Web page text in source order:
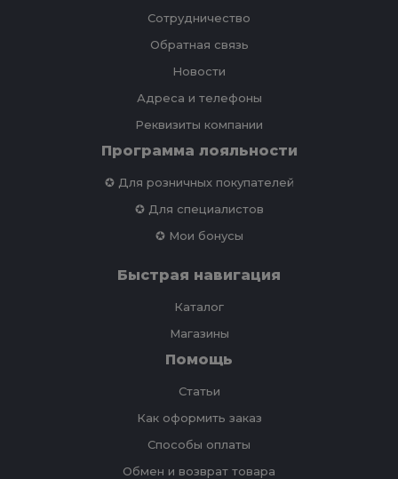
Сотрудничество
Обратная связь
Новости
Адреса и телефоны
Реквизиты компании
Программа лояльности
✪ Для розничных покупателей
✪ Для специалистов
✪ Мои бонусы
Быстрая навигация
Каталог
Магазины
Помощь
Статьи
Как оформить заказ
Способы оплаты
Обмен и возврат товара